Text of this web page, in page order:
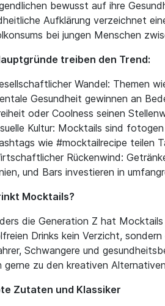
bewusst auf ihre
Aufklärung verzeichnet
bei jungen Menschen
treiben den Trend:
Wandel: Themen
Gesundheit gewinnen an
oder Coolness seinen
Kultur: Mocktails sind
wie #mocktailrecipe teilen
Rückenwind:
und Bars investieren in
Mocktails?
die Generation Z hat
Drinks kein Verzicht,
Schwangere und
gerne zu den kreativen
Zutaten und Klassiker